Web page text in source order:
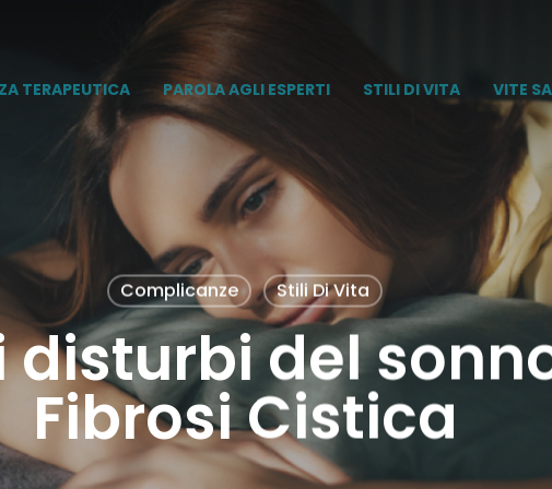
TERAPEUTICA PAROLA AGLI ESPERTI STILI DI VITA VITE
Complicanze Stili Di Vita
disturbi del
Fibrosi Cistica